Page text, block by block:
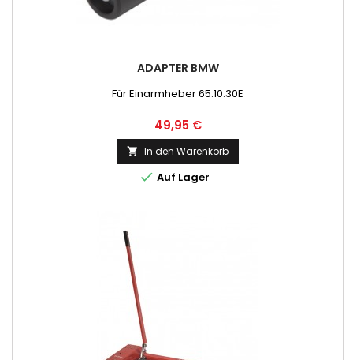
ADAPTER BMW
Für Einarmheber 65.10.30E
Preis
49,95 €
 In den Warenkorb
 Auf Lager